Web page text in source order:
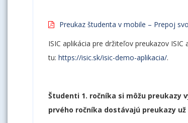
Preukaz študenta v mobile – Prepoj
ISIC aplikácia pre držiteľov preukazov
tu: https://isic.sk/isic-demo-aplikacia/.
Študenti 1. ročníka si môžu preukazy
prvého ročníka dostávajú preukazy